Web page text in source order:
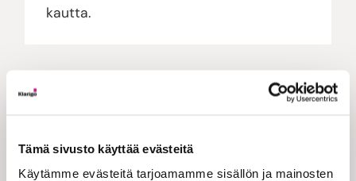
Tämä sivusto käyttää evästeitä
Käytämme evästeitä tarjoamamme sisällön ja mainosten
kautta.
LISÄÄ VASTAAVIA JULKAISUJA: